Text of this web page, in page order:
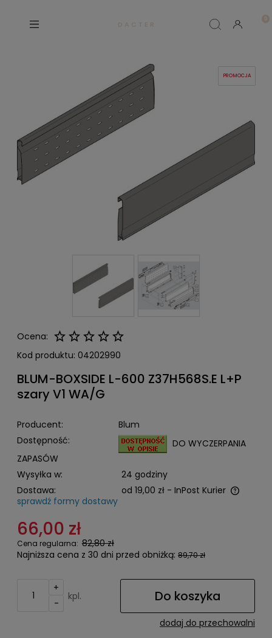
D A C T E R
PROMOCJA
Ocena:
Kod produktu: 04202990
BLUM-BOXSIDE L-600 Z37H568S.E L+P
szary V1 WA/G
Producent:
Blum
Dostępność:
DO WYCZERPANIA
ZAPASÓW
Wysyłka w:
24 godziny
Dostawa:
od 19,00 zł - InPost Kurier
Cena nie zawiera ewentualnych kosztów płatności
sprawdź formy dostawy
66,00 zł
Cena regularna: 82,80 zł
Najniższa cena z 30 dni przed obniżką: 89,70 zł
+
-
kpl. Do koszyka
dodaj do przechowalni